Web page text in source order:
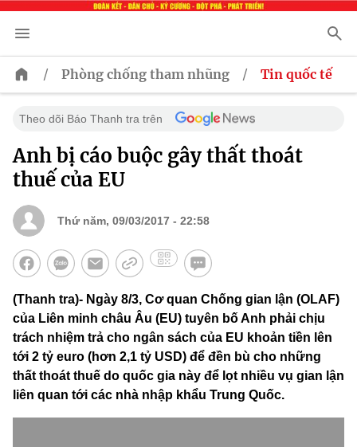
/ Phòng chống tham nhũng / Tin quốc tế
Theo dõi Báo Thanh tra trên
Anh bị cáo buộc gây thất thoát
thuế của EU
Thứ năm, 09/03/2017 - 22:58
(Thanh tra)- Ngày 8/3, Cơ quan Chống gian lận (OLAF)
của Liên minh châu Âu (EU) tuyên bố Anh phải chịu
trách nhiệm trả cho ngân sách của EU khoản tiền lên
tới 2 tỷ euro (hơn 2,1 tỷ USD) để đền bù cho những
thất thoát thuế do quốc gia này để lọt nhiều vụ gian lận
liên quan tới các nhà nhập khẩu Trung Quốc.